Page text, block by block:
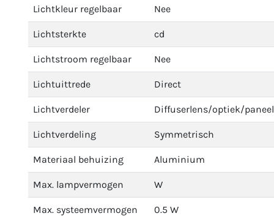
Lichtkleur regelbaar Nee
Lichtsterkte cd
Lichtstroom regelbaar Nee
Lichtuittrede Direct
Lichtverdeler Diffuserlens/optiek/paneel
Lichtverdeling Symmetrisch
Materiaal behuizing Aluminium
Max. lampvermogen W
Max. systeemvermogen 0.5 W